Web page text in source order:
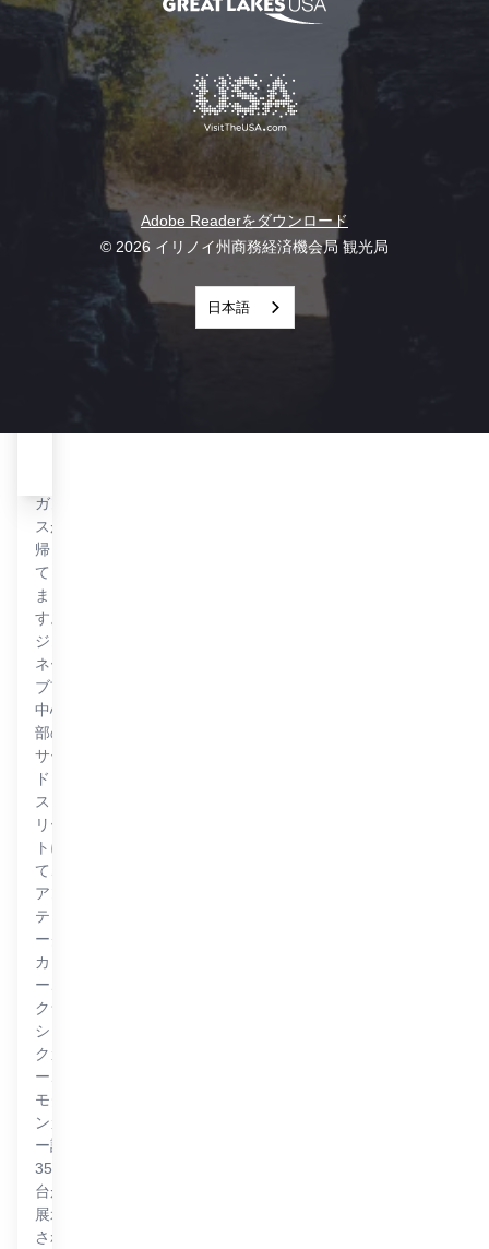
ジュ
ネー
クー
ガン
スが
帰っ
てき
ま
す。
ジュ
ネー
ブ市
中心
部の
サー
ド・
スト
リー
トに
て、
アン
ティ
ーク
カ
ー、
クラ
シッ
クカ
ー、
モダ
ンカ
ー計
350
台が
展示
され
ジュネーブ・コンクール・デレガンスを見る
オ
ブ・
ジュ
Adobe Readerをダウンロード
© 2026 イリノイ州商務経済機会局 観光局
日本語